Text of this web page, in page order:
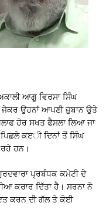
ਆਗੂ ਵਿਰਸਾ ਸਿੰਘ
ਜੇਕਰ ਉਹਨਾਂ ਆਪਣੀ ਜ਼ੁਬਾਨ ਉਤੇ
ਹੋਰ ਸਖਤ ਫੈਸਲਾ ਲਿਆ ਜਾ
ਕੲੀ ਦਿਨਾਂ ਤੋਂ ਸਿੰਘ
ਹਨ।
ਪ੍ਰਬੰਧਕ ਕਮੇਟੀ ਦੇ
ਕਰਾਰ ਦਿੱਤਾ ਹੈ। ਸਰਨਾ ਨੇ
ਕਰਨ ਦੀ ਗੱਲ ਤੇ ਕੋਈ